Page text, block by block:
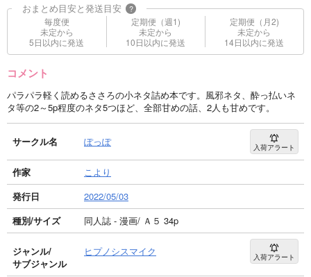
おまとめ目安と発送目安 ?
毎度便
未定から
5日以内に発送
定期便（週1)
未定から
10日以内に発送
定期便（月2)
未定から
14日以内に発送
コメント
パラパラ軽く読めるささろの小ネタ詰め本です。風邪ネタ、酔っ払いネ
タ等の2～5p程度のネタ5つほど、全部甘めの話、2人も甘めです。
サークル名 ぽっぽ 入荷アラート
作家
こより
発行日
2022/05/03
種別/サイズ
同人誌 - 漫画/ Ａ５ 34p
ジャンル/
サブジャンル
ヒプノシスマイク 入荷アラート